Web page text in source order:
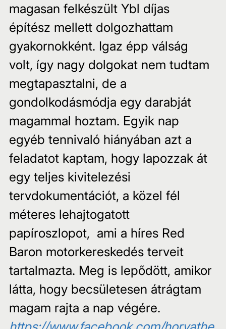
magasan felkészült Ybl díjas
építész mellett dolgozhattam
gyakornokként. Igaz épp válság
volt, így nagy dolgokat nem tudtam
megtapasztalni, de a
gondolkodásmódja egy darabját
magammal hoztam. Egyik nap
egyéb tennivaló hiányában azt a
feladatot kaptam, hogy lapozzak át
egy teljes kivitelezési
tervdokumentációt, a közel fél
méteres lehajtogatott
papíroszlopot,  ami a híres Red
Baron motorkereskedés terveit
tartalmazta. Meg is lepődött, amikor
látta, hogy becsületesen átrágtam
magam rajta a nap végére.